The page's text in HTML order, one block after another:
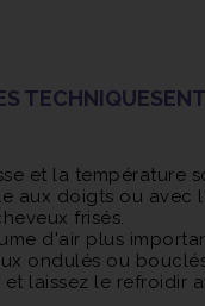
TECHNIQUES
et la température
aux doigts ou
frisés.
d'air plus
ondulés ou
laissez le refroidir